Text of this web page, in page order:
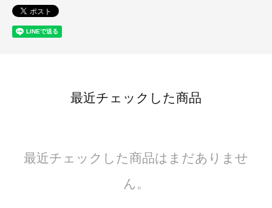
最近チェックした商品
最近チェックした商品はまだありませ
ん。